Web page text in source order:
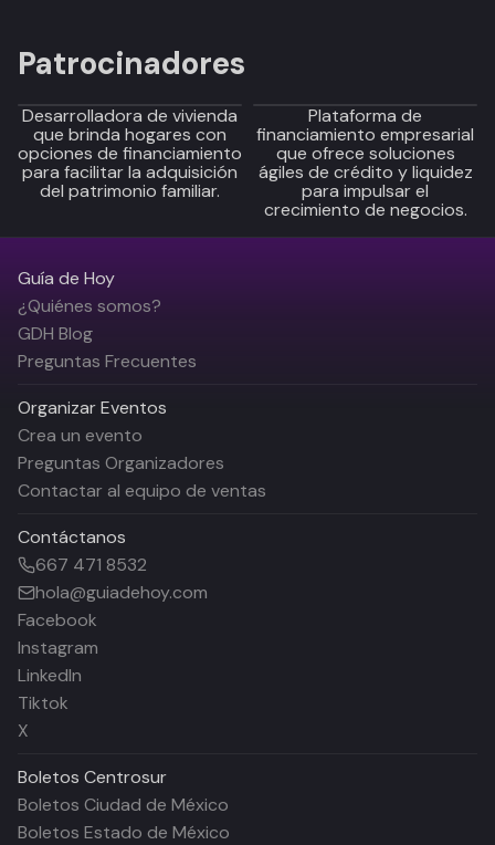
Patrocinadores
Desarrolladora de vivienda
que brinda hogares con
opciones de financiamiento
para facilitar la adquisición
del patrimonio familiar.
Plataforma de
financiamiento empresarial
que ofrece soluciones
ágiles de crédito y liquidez
para impulsar el
crecimiento de negocios.
Guía de Hoy
¿Quiénes somos?
GDH Blog
Preguntas Frecuentes
Organizar Eventos
Crea un evento
Preguntas Organizadores
Contactar al equipo de ventas
Contáctanos
667 471 8532
hola@guiadehoy.com
Facebook
Instagram
LinkedIn
Tiktok
X
Boletos Centrosur
Boletos Ciudad de México
Boletos Estado de México